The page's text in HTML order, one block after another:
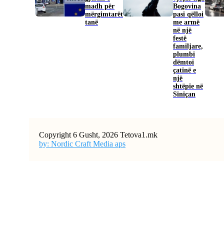
madh për
mërgimtarët
tanë
Bogovina
pasi qëlloi
me armë
në një
festë
familjare,
plumbi
dëmtoi
çatinë e
një
shtëpie në
Siniçan
Copyright 6 Gusht, 2026 Tetova1.mk
by: Nordic Craft Media aps